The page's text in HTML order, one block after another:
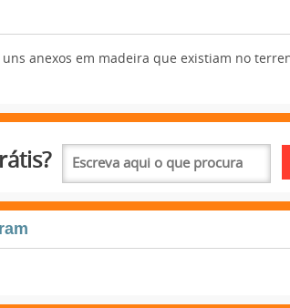
anexos em madeira que existiam no